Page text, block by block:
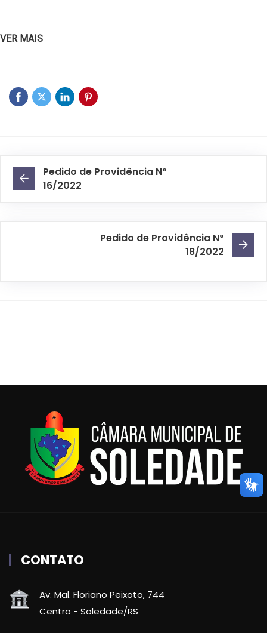
VER MAIS
Pedido de Providência Nº
16/2022
Pedido de Providência Nº
18/2022
CONTATO
Av. Mal. Floriano Peixoto, 744
Centro - Soledade/RS